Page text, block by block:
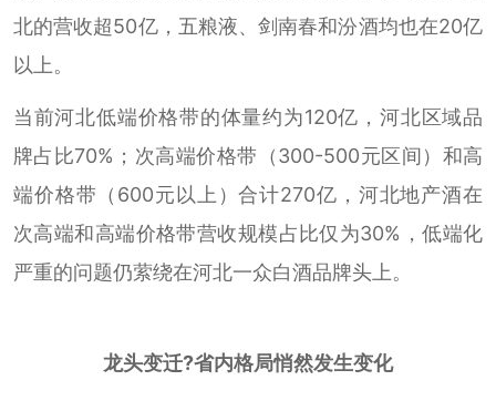
北的营收超50亿，五粮液、剑南春和汾酒均也在20亿
以上。
当前河北低端价格带的体量约为120亿，河北区域品
牌占比70%；次高端价格带（300-500元区间）和高
端价格带（600元以上）合计270亿，河北地产酒在
次高端和高端价格带营收规模占比仅为30%，低端化
严重的问题仍萦绕在河北一众白酒品牌头上。
龙头变迁?省内格局悄然发生变化